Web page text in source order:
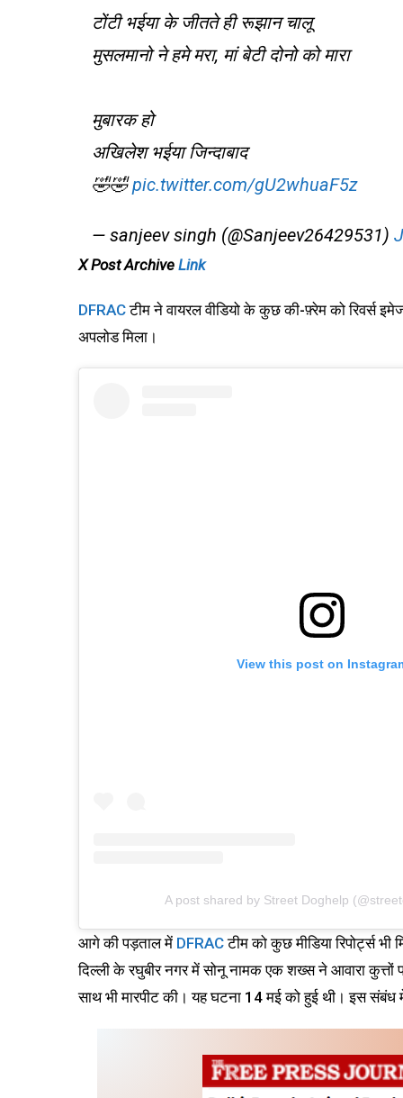
टोंटी भईया के जीतते ही रूझान चालू
मुसलमानो ने हमे मरा, मां बेटी दोनो को मारा
मुबारक हो
अखिलेश भईया जिन्दाबाद
🤣🤣pic.twitter.com/gU2whuaF5z
— sanjeev singh (@Sanjeev26429531)
X Post Archive Link
DFRACटीम ने वायरल वीडियो के कुछ की-फ़्रेम को रिवर्स
अपलोड मिला।
View this post on
A post shared by Street Doghelp
आगे की पड़ताल में DFRACटीम को कुछ मीडिया रिपोर्ट्स भी
दिल्ली के रघुबीर नगर में सोनू नामक एक शख्स ने आवारा कुत्तों
साथ भी मारपीट की। यह घटना 14 मई को हुई थी। इस संबंध